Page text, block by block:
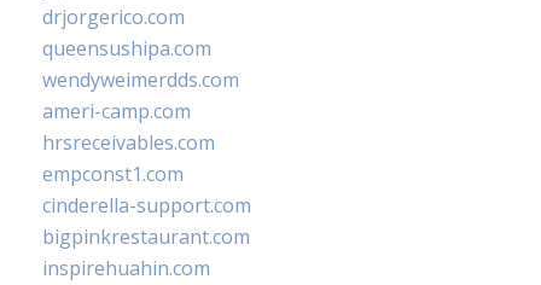
drjorgerico.com
queensushipa.com
wendyweimerdds.com
ameri-camp.com
hrsreceivables.com
empconst1.com
cinderella-support.com
bigpinkrestaurant.com
inspirehuahin.com